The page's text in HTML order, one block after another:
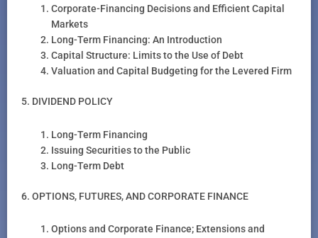
Corporate-Financing Decisions and Efficient Capital
Markets
Long-Term Financing: An Introduction
Capital Structure: Limits to the Use of Debt
Valuation and Capital Budgeting for the Levered Firm
5. DIVIDEND POLICY
Long-Term Financing
Issuing Securities to the Public
Long-Term Debt
6. OPTIONS, FUTURES, AND CORPORATE FINANCE
Options and Corporate Finance; Extensions and